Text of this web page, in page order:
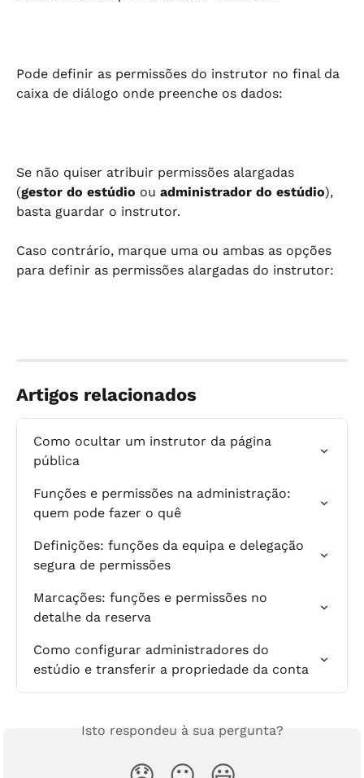
Pode definir as permissões do instrutor no final da
caixa de diálogo onde preenche os dados:
Se não quiser atribuir permissões alargadas
(gestor do estúdio ou administrador do estúdio),
basta guardar o instrutor.
Caso contrário, marque uma ou ambas as opções
para definir as permissões alargadas do instrutor:
Artigos relacionados
Como ocultar um instrutor da página
pública
Funções e permissões na administração:
quem pode fazer o quê
Definições: funções da equipa e delegação
segura de permissões
Marcações: funções e permissões no
detalhe da reserva
Como configurar administradores do
estúdio e transferir a propriedade da conta
Isto respondeu à sua pergunta?